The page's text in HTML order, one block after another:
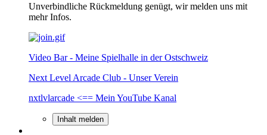
Unverbindliche Rückmeldung genügt, wir melden uns mit
mehr Infos.
Video Bar - Meine Spielhalle in der Ostschweiz
Next Level Arcade Club - Unser Verein
nxtlvlarcade <== Mein YouTube Kanal
Inhalt melden